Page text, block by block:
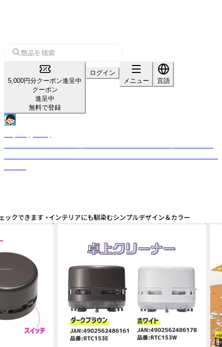
5,000円分クーポン進呈中
クーポン
進呈中
無料で登録
ログイン
メニュー
言語
ックできます ・インテリアにも馴染むシンプルデザイン＆カラー